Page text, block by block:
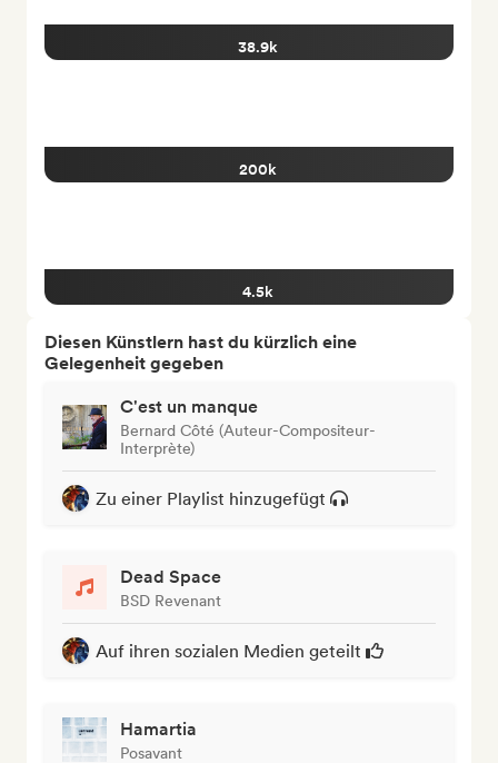
38.9k
200k
4.5k
Diesen Künstlern hast du kürzlich eine
Gelegenheit gegeben
C'est un manque
Bernard Côté (Auteur-Compositeur-
Interprète)
Zu einer Playlist hinzugefügt
Dead Space
BSD Revenant
Auf ihren sozialen Medien geteilt
Hamartia
Posavant